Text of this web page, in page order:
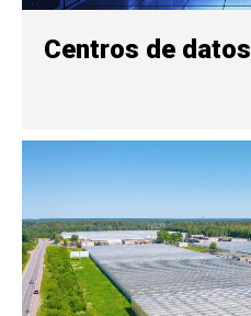
Centros de datos